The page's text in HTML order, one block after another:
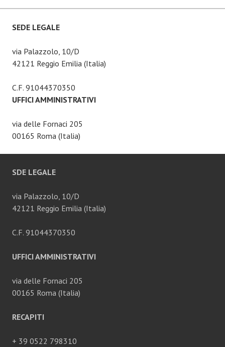
SEDE LEGALE
via Palazzolo, 10/D
42121 Reggio Emilia (Italia)
C.F. 91044370350
UFFICI AMMINISTRATIVI
via delle Fornaci 205
00165 Roma (Italia)
SDE LEGALE
via Palazzolo, 10/D
42121 Reggio Emilia (Italia)
C.F. 91044370350
UFFICI AMMINISTRATIVI
via delle Fornaci 205
00165 Roma (Italia)
RECAPITI
+ 39 0522 798310